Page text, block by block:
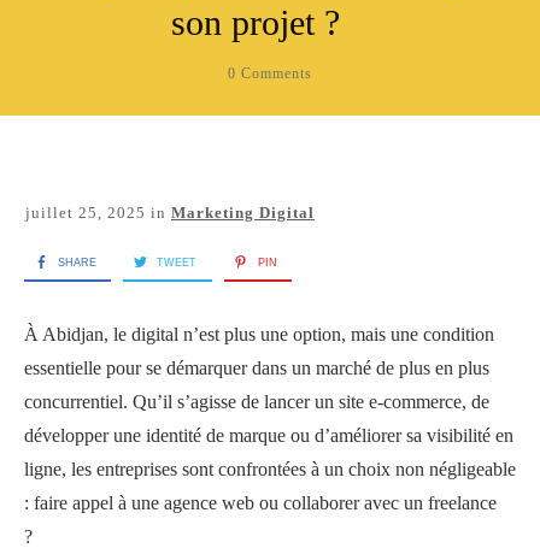
son projet ?
0 Comments
juillet 25, 2025 in Marketing Digital
SHARE TWEET PIN
À Abidjan, le digital n’est plus une option, mais une condition
essentielle pour se démarquer dans un marché de plus en plus
concurrentiel. Qu’il s’agisse de lancer un site e-commerce, de
développer une identité de marque ou d’améliorer sa visibilité en
ligne, les entreprises sont confrontées à un choix non négligeable
: faire appel à une agence web ou collaborer avec un freelance
?